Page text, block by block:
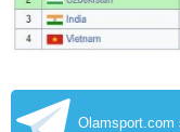
Olamsport.com